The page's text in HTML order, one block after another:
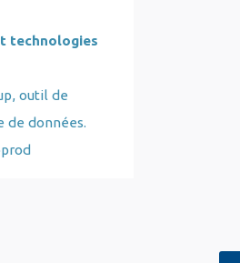
technologies
outil de
de données.